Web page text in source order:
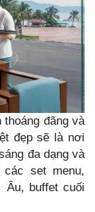
thoáng đãng và
đẹp sẽ là nơi
đa dạng và
set menu,
buffet cuối